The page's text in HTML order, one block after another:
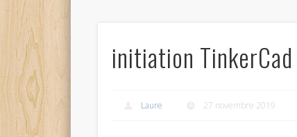
initiation TinkerCad
Laure 27 novembre 2019